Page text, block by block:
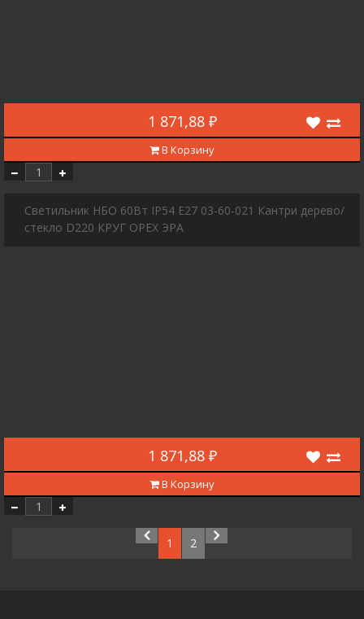
1 871,88 ₽
В Корзину
Светильник НБО 60Вт IP54 E27 03-60-021 Кантри дерево/
стекло D220 КРУГ ОРЕХ ЭРА
1 871,88 ₽
В Корзину
1 2